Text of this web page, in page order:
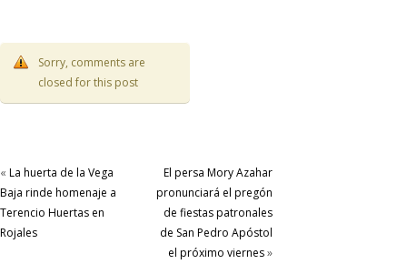
Sorry, comments are
closed for this post
« La huerta de la Vega
Baja rinde homenaje a
Terencio Huertas en
Rojales
El persa Mory Azahar
pronunciará el pregón
de fiestas patronales
de San Pedro Apóstol
el próximo viernes»